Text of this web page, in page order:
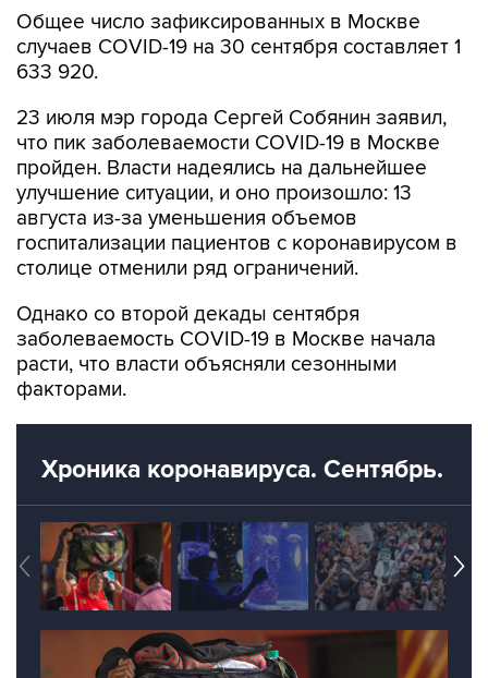
633 920.
23 июля мэр города Сергей Собянин заявил,
пройден. Власти надеялись на дальнейшее
улучшение ситуации, и оно произошло: 13
августа из-за уменьшения объемов
госпитализации пациентов с коронавирусом в
столице отменили ряд ограничений.
Однако со второй декады сентября
расти, что власти объясняли сезонными
факторами.
Хроника коронавируса. Сентябрь.